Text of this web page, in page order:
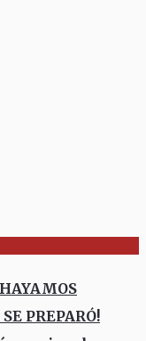
PREPARÓ!